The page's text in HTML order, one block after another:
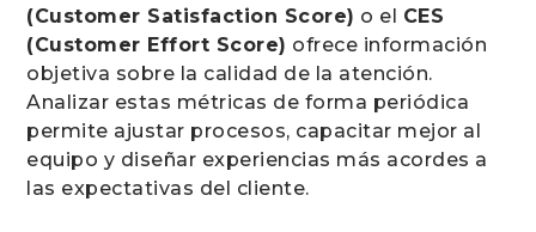
(Customer Satisfaction Score) o el CES
(Customer Effort Score) ofrece información
objetiva sobre la calidad de la atención.
Analizar estas métricas de forma periódica
permite ajustar procesos, capacitar mejor al
equipo y diseñar experiencias más acordes a
las expectativas del cliente.